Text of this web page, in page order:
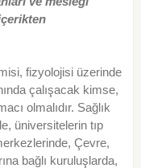
fizyolojisi üzerinde
çalışacak kimse,
olmalıdır. Sağlık
üniversitelerin tıp
Çevre,
bağlı kuruluşlarda,